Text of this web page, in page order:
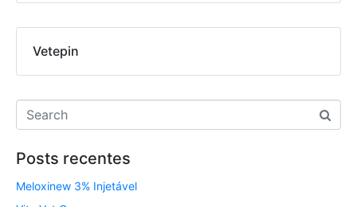
Vetepin
Posts recentes
Meloxinew 3% Injetável